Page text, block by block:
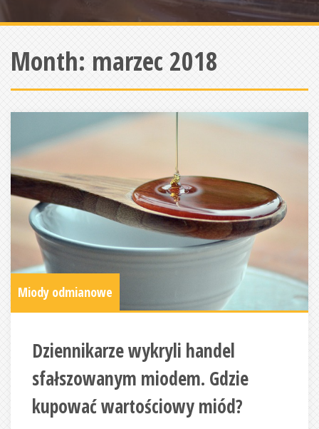
Month: marzec 2018
Miody odmianowe
Dziennikarze wykryli handel
sfałszowanym miodem. Gdzie
kupować wartościowy miód?